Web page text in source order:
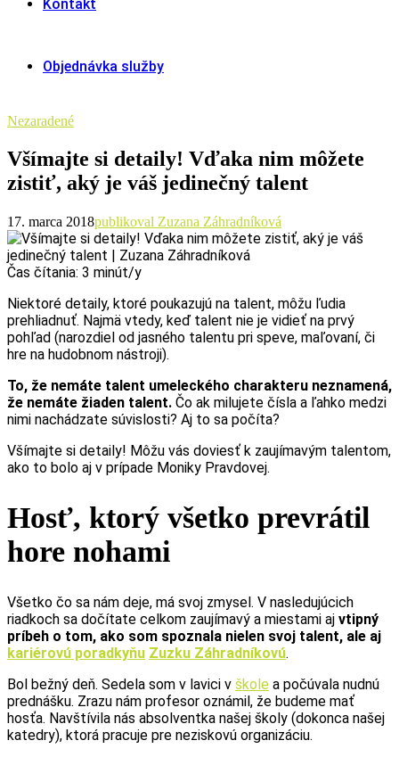
Kontakt
Objednávka služby
Nezaradené
Všímajte si detaily! Vďaka nim môžete
zistiť, aký je váš jedinečný talent
17. marca 2018publikoval Zuzana Záhradníková
Čas čítania: 3 minút/y
Niektoré detaily, ktoré poukazujú na talent, môžu ľudia
prehliadnuť. Najmä vtedy, keď talent nie je vidieť na prvý
pohľad (narozdiel od jasného talentu pri speve, maľovaní, či
hre na hudobnom nástroji).
To, že nemáte talent umeleckého charakteru neznamená,
že nemáte žiaden talent. Čo ak milujete čísla a ľahko medzi
nimi nachádzate súvislosti? Aj to sa počíta?
Všímajte si detaily! Môžu vás doviesť k zaujímavým talentom,
ako to bolo aj v prípade Moniky Pravdovej.
Hosť, ktorý všetko prevrátil
hore nohami
Všetko čo sa nám deje, má svoj zmysel. V nasledujúcich
riadkoch sa dočítate celkom zaujímavý a miestami aj vtipný
príbeh o tom, ako som spoznala nielen svoj talent, ale aj
kariérovú poradkyňu Zuzku Záhradníkovú.
Bol bežný deň. Sedela som v lavici v škole a počúvala nudnú
prednášku. Zrazu nám profesor oznámil, že budeme mať
hosťa. Navštívila nás absolventka našej školy (dokonca našej
katedry), ktorá pracuje pre neziskovú organizáciu.